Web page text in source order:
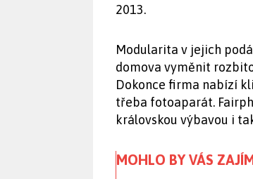
2013.
Modularita v jejich
domova vyměnit
Dokonce firma nabízí
třeba fotoaparát.
královskou výbavou i
MOHLO BY VÁS